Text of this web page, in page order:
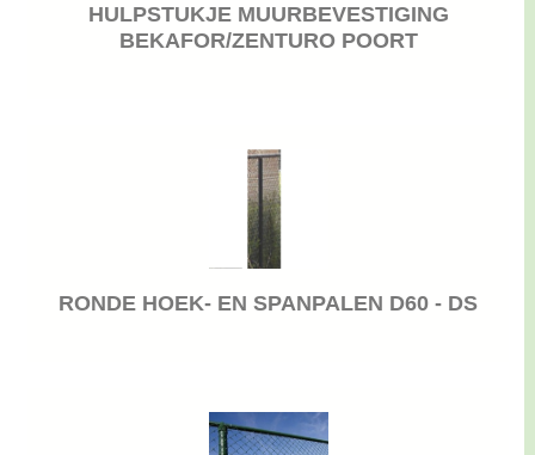
HULPSTUKJE MUURBEVESTIGING
BEKAFOR/ZENTURO POORT
RONDE HOEK- EN SPANPALEN D60 - DS